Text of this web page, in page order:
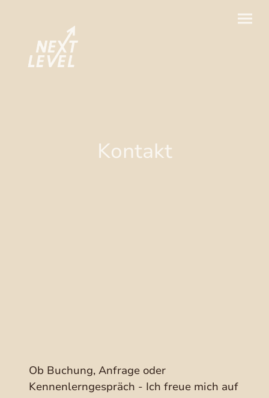
Kontakt
Ob Buchung, Anfrage oder
Kennenlerngespräch - Ich freue mich auf